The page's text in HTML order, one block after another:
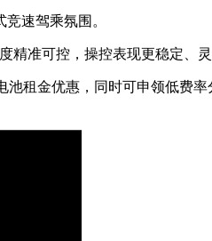
速驾乘氛围。
准可控，操控表现更稳定、灵
租金优惠，同时可申领低费率